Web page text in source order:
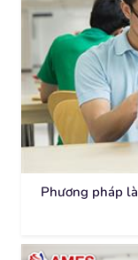
Phương pháp